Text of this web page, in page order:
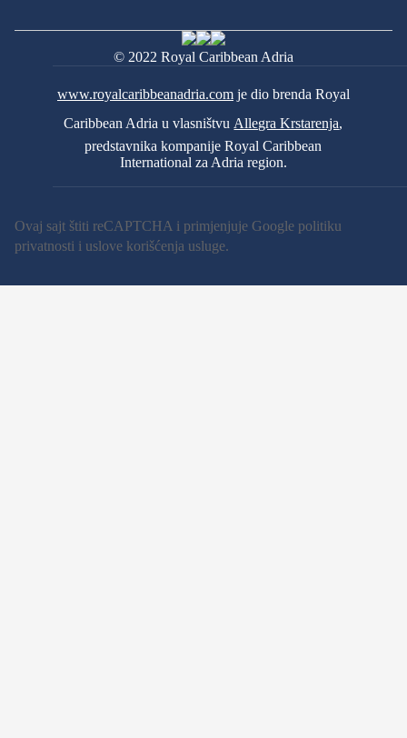
© 2022 Royal Caribbean Adria
www.royalcaribbeanadria.comje dio brenda Royal
Caribbean Adria u vlasništvu Allegra Krstarenja,
predstavnika kompanije Royal Caribbean
International za Adria region.
Ovaj sajt štiti reCAPTCHA i primjenjuje Google politiku
privatnosti i uslove korišćenja usluge.